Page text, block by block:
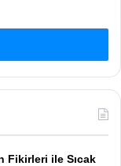
Fikirleri ile Sıcak